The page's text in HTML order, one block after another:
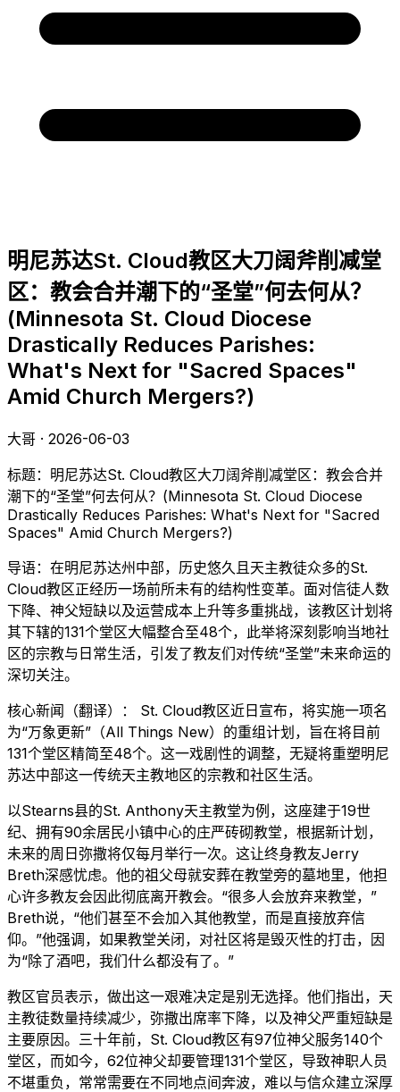
明尼苏达St. Cloud教区大刀阔斧削减堂
区：教会合并潮下的“圣堂”何去何从？
(Minnesota St. Cloud Diocese
Drastically Reduces Parishes:
What's Next for "Sacred Spaces"
Amid Church Mergers?)
大哥 · 2026-06-03
标题：明尼苏达St. Cloud教区大刀阔斧削减堂区：教会合并
潮下的“圣堂”何去何从？(Minnesota St. Cloud Diocese
Drastically Reduces Parishes: What's Next for "Sacred
Spaces" Amid Church Mergers?)
导语：在明尼苏达州中部，历史悠久且天主教徒众多的St.
Cloud教区正经历一场前所未有的结构性变革。面对信徒人数
下降、神父短缺以及运营成本上升等多重挑战，该教区计划将
其下辖的131个堂区大幅整合至48个，此举将深刻影响当地社
区的宗教与日常生活，引发了教友们对传统“圣堂”未来命运的
深切关注。
核心新闻（翻译）： St. Cloud教区近日宣布，将实施一项名
为“万象更新”（All Things New）的重组计划，旨在将目前
131个堂区精简至48个。这一戏剧性的调整，无疑将重塑明尼
苏达中部这一传统天主教地区的宗教和社区生活。
以Stearns县的St. Anthony天主教堂为例，这座建于19世
纪、拥有90余居民小镇中心的庄严砖砌教堂，根据新计划，
未来的周日弥撒将仅每月举行一次。这让终身教友Jerry
Breth深感忧虑。他的祖父母就安葬在教堂旁的墓地里，他担
心许多教友会因此彻底离开教会。“很多人会放弃来教堂，”
Breth说，“他们甚至不会加入其他教堂，而是直接放弃信
仰。”他强调，如果教堂关闭，对社区将是毁灭性的打击，因
为“除了酒吧，我们什么都没有了。”
教区官员表示，做出这一艰难决定是别无选择。他们指出，天
主教徒数量持续减少，弥撒出席率下降，以及神父严重短缺是
主要原因。三十年前，St. Cloud教区有97位神父服务140个
堂区，而如今，62位神父却要管理131个堂区，导致神职人员
不堪重负，常常需要在不同地点间奔波，难以与信众建立深厚